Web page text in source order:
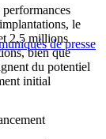
de presse
le
2,5 millions
bien que
du potentiel
initial